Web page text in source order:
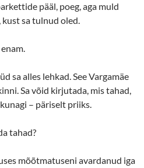
pääl, poeg, aga muld
sa tulnud oled.
sa alles lehkad. See Vargamäe
Sa võid kirjutada, mis tahad,
– päriselt priiks.
tahad?
mõõtmatuseni avardanud iga